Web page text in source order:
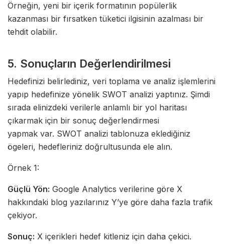
Örneğin, yeni bir içerik formatının popülerlik
kazanması bir fırsatken tüketici ilgisinin azalması bir
tehdit olabilir.
5. Sonuçların Değerlendirilmesi
Hedefinizi belirlediniz, veri toplama ve analiz işlemlerini
yapıp hedefinize yönelik SWOT analizi yaptınız. Şimdi
sırada elinizdeki verilerle anlamlı bir yol haritası
çıkarmak için bir sonuç değerlendirmesi
yapmak var. SWOT analizi tablonuza eklediğiniz
ögeleri, hedefleriniz doğrultusunda ele alın.
Örnek 1:
Güçlü Yön: Google Analytics verilerine göre X
hakkındaki blog yazılarınız Y’ye göre daha fazla trafik
çekiyor.
Sonuç: X içerikleri hedef kitleniz için daha çekici.